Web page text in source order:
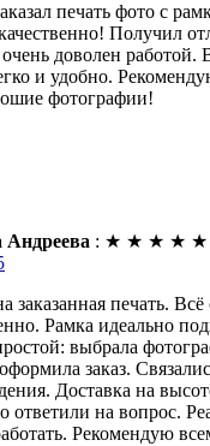
печать фото с
Получил
очень доволен работой.
и удобно.
фотографии!
Андреева : ★ ★ ★ ★ ★
заказанная печать.
Рамка идеально
выбрала
заказ.
Доставка на
ответили на вопрос.
Рекомендую